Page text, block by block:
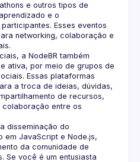
e outros tipos de
e o
Esses eventos
networking, colaboração e
a NodeBR também
ativa, por meio de grupos de
Essas plataformas
a troca de ideias, dúvidas,
de recursos,
entre os
disseminação do
em JavaScript e Node.js,
da comunidade de
Se você é um entusiasta